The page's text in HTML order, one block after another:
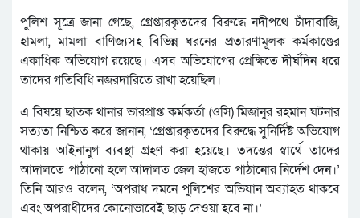
পুলিশ সূত্রে জানা গেছে, গ্রেপ্তারকৃতদের বিরুদ্ধে নদীপথে চাঁদাবাজি,
হামলা, মামলা বাণিজ্যসহ বিভিন্ন ধরনের প্রতারণামূলক কর্মকাণ্ডের
একাধিক অভিযোগ রয়েছে। এসব অভিযোগের প্রেক্ষিতে দীর্ঘদিন ধরে
তাদের গতিবিধি নজরদারিতে রাখা হয়েছিল।
এ বিষয়ে ছাতক থানার ভারপ্রাপ্ত কর্মকর্তা (ওসি) মিজানুর রহমান ঘটনার
সত্যতা নিশ্চিত করে জানান, ‘গ্রেপ্তারকৃতদের বিরুদ্ধে সুনির্দিষ্ট অভিযোগ
থাকায় আইনানুগ ব্যবস্থা গ্রহণ করা হয়েছে। তদন্তের স্বার্থে তাদের
আদালতে পাঠানো হলে আদালত জেল হাজতে পাঠানোর নির্দেশ দেন।’
তিনি আরও বলেন, ‘অপরাধ দমনে পুলিশের অভিযান অব্যাহত থাকবে
এবং অপরাধীদের কোনোভাবেই ছাড় দেওয়া হবে না।’